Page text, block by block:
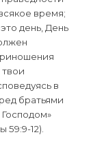
время;
день, День
твои
в
братьями
59:9-12).